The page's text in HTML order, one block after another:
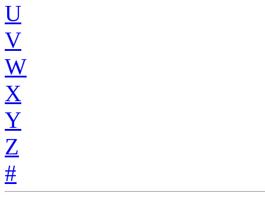
U
V
W
X
Y
Z
#